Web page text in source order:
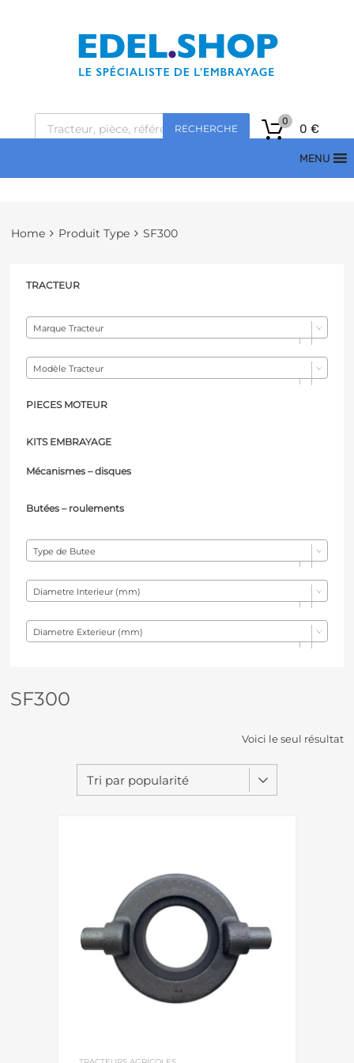
RECHERCHE 0 €
0
MENU
Home Produit Type SF300
SF300
Voici le seul résultat
TRACTEURS AGRICOLES
TRACTEUR
Marque Tracteur
Modèle Tracteur
PIECES MOTEUR
KITS EMBRAYAGE
Mécanismes – disques
Butées – roulements
Type de Butee
Diametre Interieur (mm)
Diametre Exterieur (mm)